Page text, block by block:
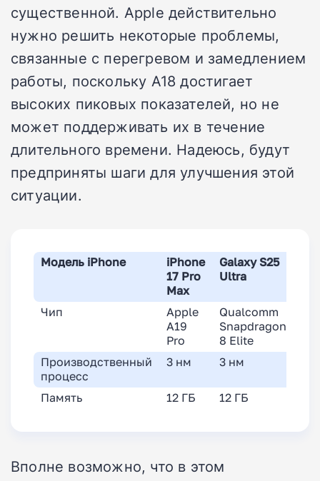
существенной. Apple действительно
нужно решить некоторые проблемы,
связанные с перегревом и замедлением
работы, поскольку A18 достигает
высоких пиковых показателей, но не
может поддерживать их в течение
длительного времени. Надеюсь, будут
предприняты шаги для улучшения этой
ситуации.
Модель iPhone
iPhone
17 Pro
Max
Galaxy S25
Ultra
Чип
Apple
A19
Pro
Qualcomm
Snapdragon
8 Elite
Производственный
процесс
3 нм 3 нм
Память 12 ГБ 12 ГБ
Вполне возможно, что в этом